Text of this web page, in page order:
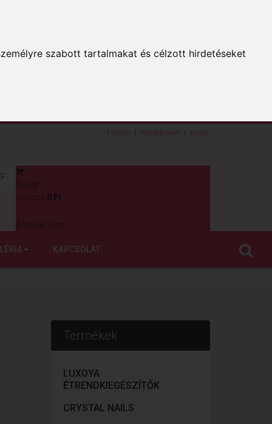
szabott tartalmakat és célzott hirdetéseket
Fiókom Rendeléseim Kosár
Kosár
Összes: 0 Ft
A kosár üres!
KAPCSOLAT
Termékek
LUXOYA
ÉTRENDKIEGÉSZÍTŐK
CRYSTAL NAILS